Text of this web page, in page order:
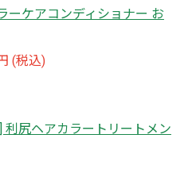
ーケアコンディショナー お
(税込)
利尻ヘアカラートリートメン